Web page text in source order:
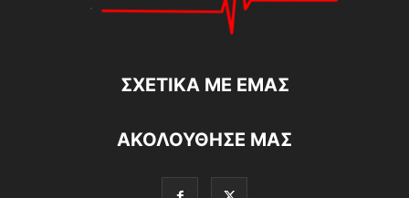
ΣΧΕΤΙΚΆ ΜΕ ΕΜΆΣ
ΑΚΟΛΟΥΘΗΣΕ ΜΑΣ